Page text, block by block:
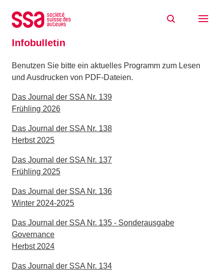
Infobulletin
Benutzen Sie bitte ein aktuelles Programm zum Lesen
und Ausdrucken von PDF-Dateien.
Das Journal der SSA Nr. 139
Frühling 2026
Das Journal der SSA Nr. 138
Herbst 2025
Das Journal der SSA Nr. 137
Frühling 2025
Das Journal der SSA Nr. 136
Winter 2024-2025
Das Journal der SSA Nr. 135 - Sonderausgabe
Governance
Herbst 2024
Das Journal der SSA Nr. 134